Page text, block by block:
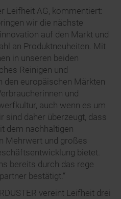
Leifheit AG, kommentiert:
wir die nächste
auf den Markt und
an Produktneuheiten. Mit
in unseren beiden
Reinigen und
den europäischen Märkten
und
auch wenn es um
sind daher überzeugt, dass
dem nachhaltigen
Mehrwert und großes
bietet.
bereits durch das rege
bestätigt.“
vereint Leifheit drei